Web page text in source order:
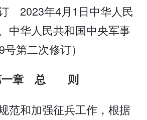
2023年4月1日中华人民
中华人民共和国中央军事
第二次修订）
一章 总 则
范和加强征兵工作，根据